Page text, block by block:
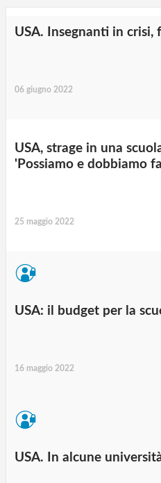
USA. Insegnanti in crisi,
06 giugno 2022
USA, strage in una
'Possiamo e dobbiamo
25 maggio 2022
USA: il budget per la
16 maggio 2022
USA. In alcune